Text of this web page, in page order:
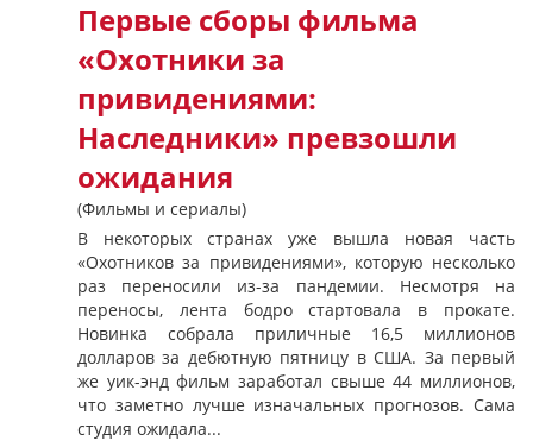
Первые сборы фильма
«Охотники за
привидениями:
Наследники» превзошли
ожидания
(Фильмы и сериалы)
В некоторых странах уже вышла новая часть
«Охотников за привидениями», которую несколько
раз переносили из-за пандемии. Несмотря на
переносы, лента бодро стартовала в прокате.
Новинка собрала приличные 16,5 миллионов
долларов за дебютную пятницу в США. За первый
же уик-энд фильм заработал свыше 44 миллионов,
что заметно лучше изначальных прогнозов. Сама
студия ожидала...